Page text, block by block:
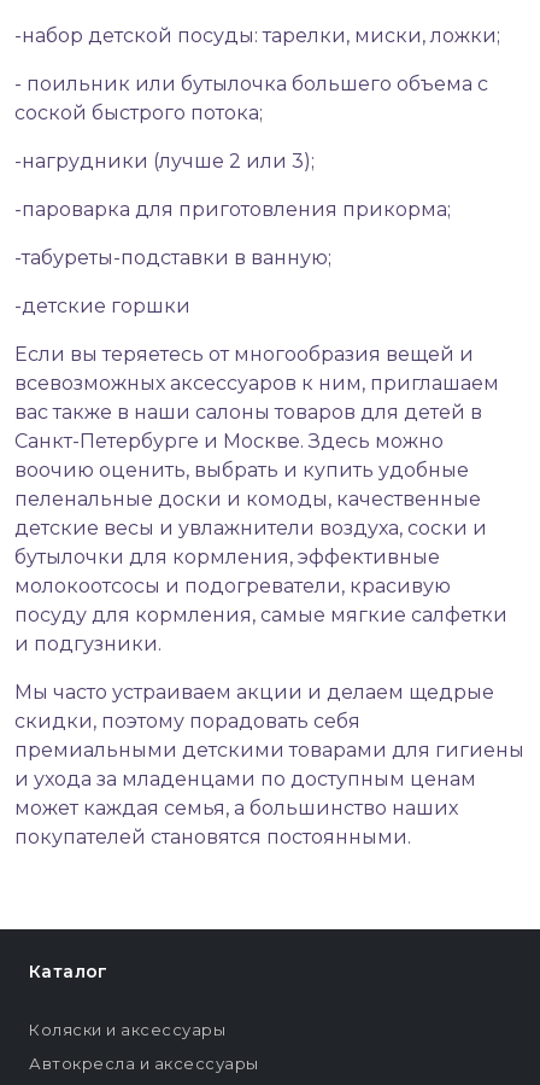
-набор детской посуды: тарелки, миски, ложки;
- поильник или бутылочка большего объема с
соской быстрого потока;
-нагрудники (лучше 2 или 3);
-пароварка для приготовления прикорма;
-табуреты-подставки в ванную;
-детские горшки
Если вы теряетесь от многообразия вещей и
всевозможных аксессуаров к ним, приглашаем
вас также в наши салоны товаров для детей в
Санкт-Петербурге и Москве. Здесь можно
воочию оценить, выбрать и купить удобные
пеленальные доски и комоды, качественные
детские весы и увлажнители воздуха, соски и
бутылочки для кормления, эффективные
молокоотсосы и подогреватели, красивую
посуду для кормления, самые мягкие салфетки
и подгузники.
Мы часто устраиваем акции и делаем щедрые
скидки, поэтому порадовать себя
премиальными детскими товарами для гигиены
и ухода за младенцами по доступным ценам
может каждая семья, а большинство наших
покупателей становятся постоянными.
Каталог
Коляски и аксессуары
Автокресла и аксессуары